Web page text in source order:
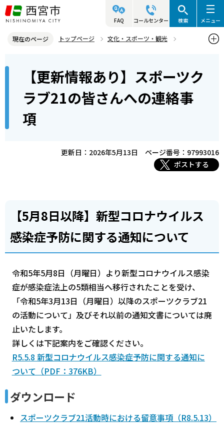
こ
の
ジ
す
FAQ コールセンター 検索 メニュー
現在のページ トップページ
文化・スポーツ・観光
【更新情報あり】スポーツクラブ21の皆さんへの連絡事項
ら
【更新情報あり】スポーツク
ラブ21の皆さんへの連絡事
項
更新日：2026年5月13日
ページ番号：97993016
ポストする
【5月8日以降】新型コロナウイルス
感染症予防に関する通知について
令和5年5月8日（月曜日）より新型コロナウイルス感染
症が感染症法上の5類相当へ移行されたことを受け、
「令和5年3月13日（月曜日）以降のスポーツクラブ21
の活動について」及びそれ以前の通知文書については廃
止いたします。
詳しくは下記案内をご確認ください。
R5.5.8 新型コロナウイルス感染症予防に関する通知に
ついて（PDF：376KB）
ダウンロード
スポーツクラブ21活動時における留意事項（R8.5.13）